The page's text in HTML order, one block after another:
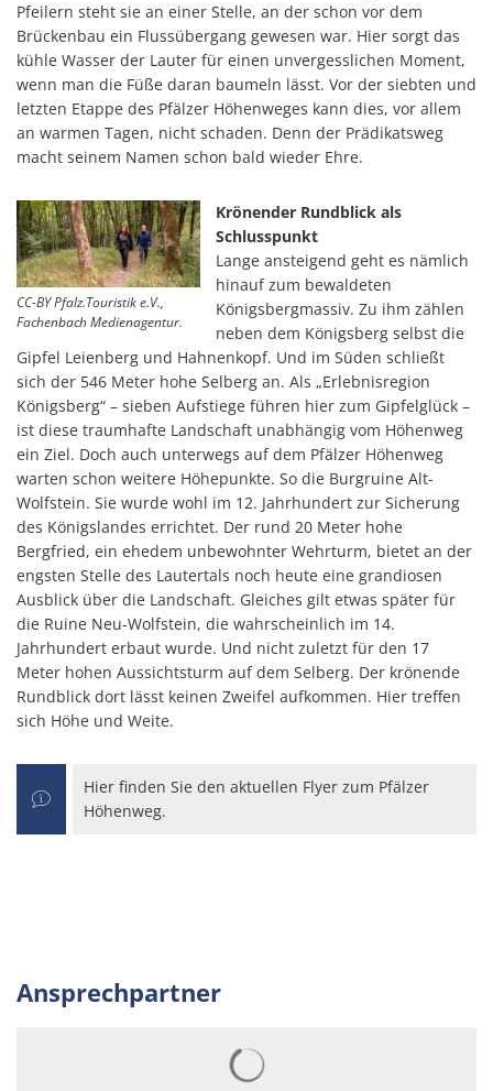
Pfeilern steht sie an einer Stelle, an der schon vor dem
Brückenbau ein Flussübergang gewesen war. Hier sorgt das
kühle Wasser der Lauter für einen unvergesslichen Moment,
wenn man die Füße daran baumeln lässt. Vor der siebten und
letzten Etappe des Pfälzer Höhenweges kann dies, vor allem
an warmen Tagen, nicht schaden. Denn der Prädikatsweg
macht seinem Namen schon bald wieder Ehre.
CC-BY Pfalz.Touristik e.V.,
Fachenbach Medienagentur.
Krönender Rundblick als
Schlusspunkt
Lange ansteigend geht es nämlich
hinauf zum bewaldeten
Königsbergmassiv. Zu ihm zählen
neben dem Königsberg selbst die
Gipfel Leienberg und Hahnenkopf. Und im Süden schließt
sich der 546 Meter hohe Selberg an. Als „Erlebnisregion
Königsberg“ – sieben Aufstiege führen hier zum Gipfelglück –
ist diese traumhafte Landschaft unabhängig vom Höhenweg
ein Ziel. Doch auch unterwegs auf dem Pfälzer Höhenweg
warten schon weitere Höhepunkte. So die Burgruine Alt-
Wolfstein. Sie wurde wohl im 12. Jahrhundert zur Sicherung
des Königslandes errichtet. Der rund 20 Meter hohe
Bergfried, ein ehedem unbewohnter Wehrturm, bietet an der
engsten Stelle des Lautertals noch heute eine grandiosen
Ausblick über die Landschaft. Gleiches gilt etwas später für
die Ruine Neu-Wolfstein, die wahrscheinlich im 14.
Jahrhundert erbaut wurde. Und nicht zuletzt für den 17
Meter hohen Aussichtsturm auf dem Selberg. Der krönende
Rundblick dort lässt keinen Zweifel aufkommen. Hier treffen
sich Höhe und Weite.
Hier finden Sie den aktuellen Flyer zum Pfälzer
Höhenweg.
Ansprechpartner